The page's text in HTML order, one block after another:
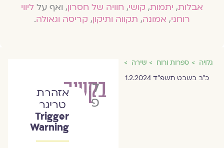
אבלות,יתמות,קושי,חוויה של חסרון, ואף עלליווי
רוחני,אמונה,תקווה ותיקון,קריסה וגאולה.
גלויה ספרות ורוח שירה
כ״ב בשבט תשפ״ד 1.2.2024 בקשה
ליאת
פרץ
אזהרת
טריגר
Trigger
Warning